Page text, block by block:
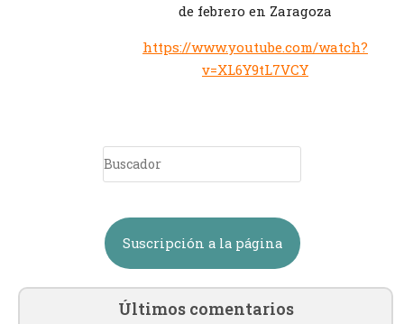
de febrero en Zaragoza
https://www.youtube.com/watch?
v=XL6Y9tL7VCY
Suscripción a la página
Últimos comentarios